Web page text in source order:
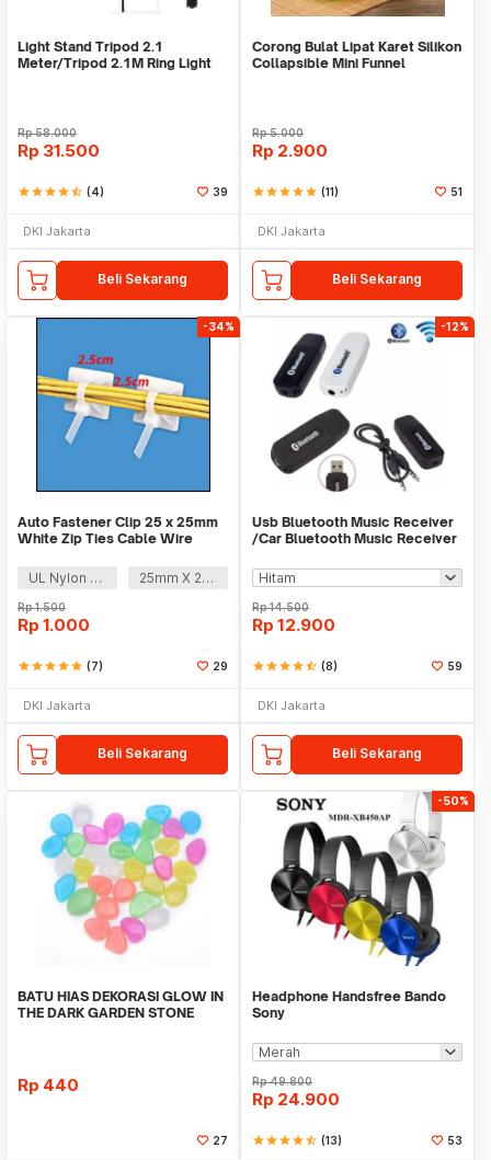
Light Stand Tripod 2.1
Meter/Tripod 2.1M Ring Light
Rp58.000
Rp 31.500
starstarstarstarstar_half (4) 39
DKI Jakarta
Beli Sekarang
Corong Bulat Lipat Karet Silikon
Collapsible Mini Funnel
Rp5.000
Rp 2.900
starstarstarstarstar (11) 51
DKI Jakarta
Beli Sekarang
-34%
Auto Fastener Clip 25 x 25mm
White Zip Ties Cable Wire
UL Nylon 66
25mm X 25mm
Rp1.500
Rp 1.000
starstarstarstarstar (7) 29
DKI Jakarta
Beli Sekarang
-12%
Usb Bluetooth Music Receiver
/Car Bluetooth Music Receiver
Rp14.500
Rp 12.900
starstarstarstarstar_half (8) 59
DKI Jakarta
Beli Sekarang
BATU HIAS DEKORASI GLOW IN
THE DARK GARDEN STONE
Rp 440
27
-50%
Headphone Handsfree Bando
Sony
Rp49.800
Rp 24.900
starstarstarstarstar_half (13) 53